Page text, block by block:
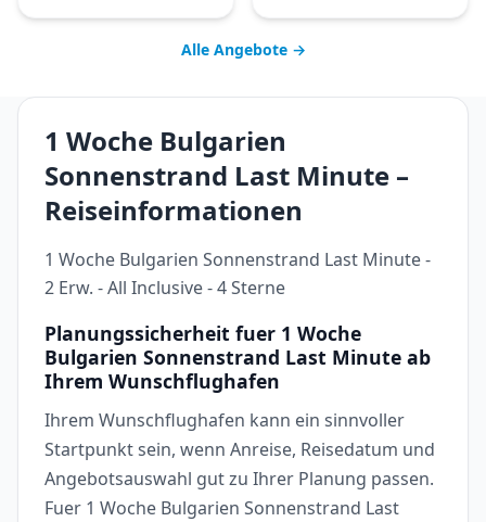
Alle Angebote →
1 Woche Bulgarien
Sonnenstrand Last Minute –
Reiseinformationen
1 Woche Bulgarien Sonnenstrand Last Minute -
2 Erw. - All Inclusive - 4 Sterne
Planungssicherheit fuer 1 Woche
Bulgarien Sonnenstrand Last Minute ab
Ihrem Wunschflughafen
Ihrem Wunschflughafen kann ein sinnvoller
Startpunkt sein, wenn Anreise, Reisedatum und
Angebotsauswahl gut zu Ihrer Planung passen.
Fuer 1 Woche Bulgarien Sonnenstrand Last